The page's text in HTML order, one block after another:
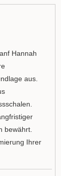
Hannah
aus.
bewährt.
Ihrer